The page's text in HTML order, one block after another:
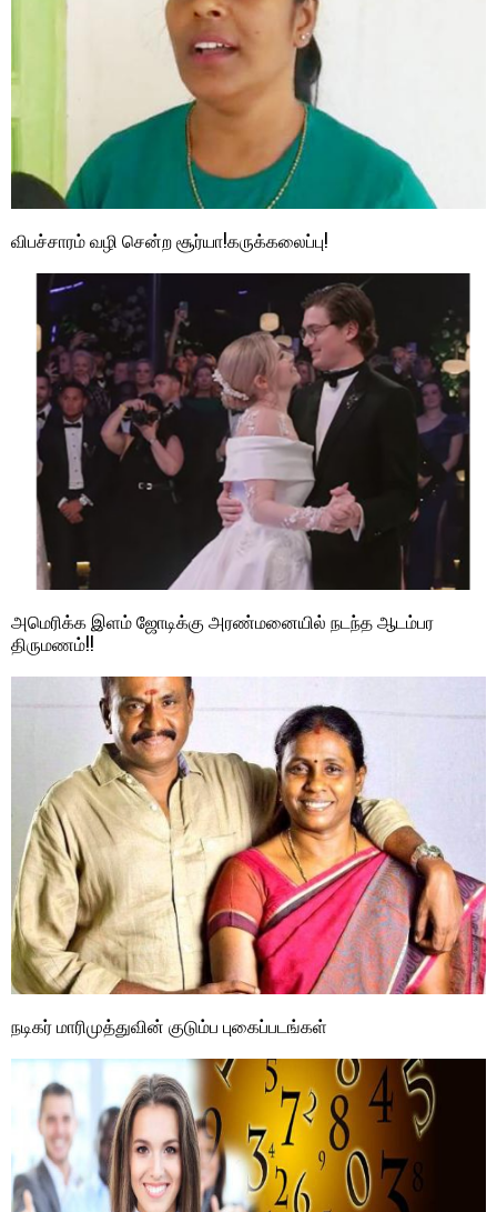
விபச்சாரம் வழி சென்ற சூர்யா!கருக்கலைப்பு!
அமெரிக்க இளம் ஜோடிக்கு அரண்மனையில் நடந்த ஆடம்பர
திருமணம்!!
நடிகர் மாரிமுத்துவின் குடும்ப புகைப்படங்கள்